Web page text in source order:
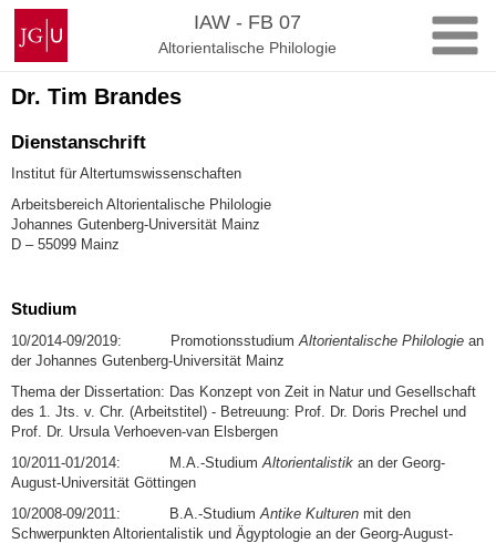
Zum
Inhalt
springen
Johannes
Gutenberg-
Universität
Mainz
IAW - FB 07
Altorientalische Philologie
Dr. Tim Brandes
Dienstanschrift
Institut für Altertumswissenschaften
Arbeitsbereich Altorientalische Philologie
Johannes Gutenberg-Universität Mainz
D – 55099 Mainz
Studium
10/2014-09/2019: Promotionsstudium Altorientalische Philologie an
der Johannes Gutenberg-Universität Mainz
Thema der Dissertation: Das Konzept von Zeit in Natur und Gesellschaft
des 1. Jts. v. Chr. (Arbeitstitel) - Betreuung: Prof. Dr. Doris Prechel und
Prof. Dr. Ursula Verhoeven-van Elsbergen
10/2011-01/2014: M.A.-Studium Altorientalistik an der Georg-
August-Universität Göttingen
10/2008-09/2011: B.A.-Studium Antike Kulturen mit den
Schwerpunkten Altorientalistik und Ägyptologie an der Georg-August-